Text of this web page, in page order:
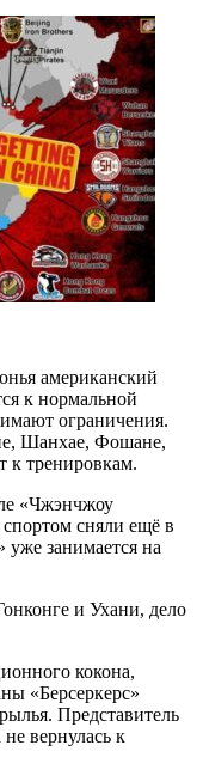
американский
к нормальной
ограничения.
Шанхае, Фошане,
к тренировкам.
«Чжэнчжоу
сняли ещё в
уже занимается на
и Ухани, дело
кокона,
«Берсеркерс»
Представитель
вернулась к